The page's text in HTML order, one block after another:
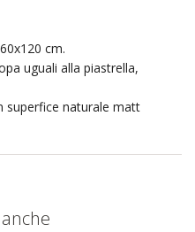
cm.
uguali alla piastrella,
superfice naturale matt